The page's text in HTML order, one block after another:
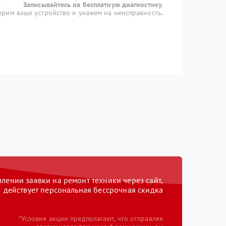
Записывайтесь на бесплатную диагностику.
ваше устройство и укажем на неисправность.
заявки на ремонт техники через сайт,
действует персональная бессрочная скидка
*Условия акции предполагают, что отправляя